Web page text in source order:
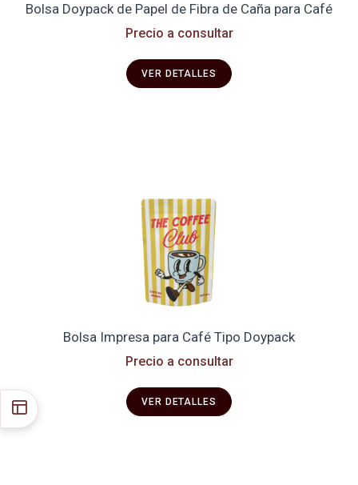
Bolsa Doypack de Papel de Fibra de Caña para Café
Precio a consultar
VER DETALLES
Bolsa Impresa para Café Tipo Doypack
Precio a consultar
VER DETALLES